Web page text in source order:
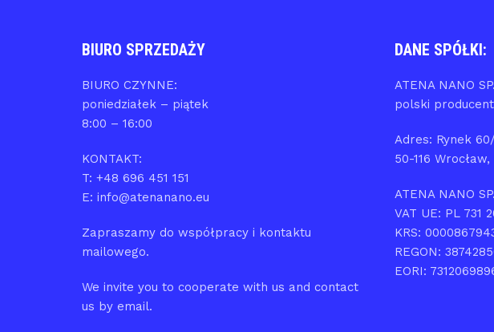
BIURO SPRZEDAŻY
BIURO CZYNNE:
poniedziałek – piątek
8:00 – 16:00
KONTAKT:
T: +48 696 451 151
E: info@atenanano.eu
Zapraszamy do współpracy i kontaktu
mailowego.
We invite you to cooperate with us and contact
us by email.
DANE SPÓŁKI:
ATENA NANO
polski
Adres: Rynek
50-116
ATENA NANO
VAT UE: PL 731
KRS:
REGON:
EORI: